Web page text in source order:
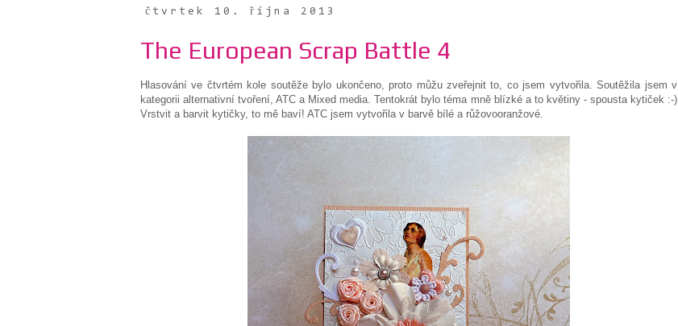
čtvrtek 10. října 2013
The European Scrap Battle 4
Hlasování ve čtvrtém kole soutěže bylo ukončeno, proto můžu zveřejnit to, co jsem vytvořila. Soutěžila jsem v
kategorii alternativní tvoření, ATC a Mixed media. Tentokrát bylo téma mně blízké a to květiny - spousta kytiček :-)
Vrstvit a barvit kytičky, to mě baví! ATC jsem vytvořila v barvě bílé a růžovooranžové.